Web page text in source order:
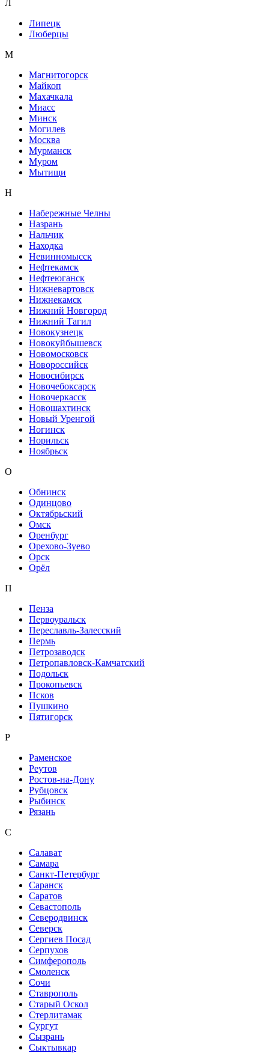
Л
Липецк
Люберцы
М
Магнитогорск
Майкоп
Махачкала
Миасс
Минск
Могилев
Москва
Мурманск
Муром
Мытищи
Н
Набережные Челны
Назрань
Нальчик
Находка
Невинномысск
Нефтекамск
Нефтеюганск
Нижневартовск
Нижнекамск
Нижний Новгород
Нижний Тагил
Новокузнецк
Новокуйбышевск
Новомосковск
Новороссийск
Новосибирск
Новочебоксарск
Новочеркасск
Новошахтинск
Новый Уренгой
Ногинск
Норильск
Ноябрьск
О
Обнинск
Одинцово
Октябрьский
Омск
Оренбург
Орехово-Зуево
Орск
Орёл
П
Пенза
Первоуральск
Переславль-Залесский
Пермь
Петрозаводск
Петропавловск-Камчатский
Подольск
Прокопьевск
Псков
Пушкино
Пятигорск
Р
Раменское
Реутов
Ростов-на-Дону
Рубцовск
Рыбинск
Рязань
С
Салават
Самара
Санкт-Петербург
Саранск
Саратов
Севастополь
Северодвинск
Северск
Сергиев Посад
Серпухов
Симферополь
Смоленск
Сочи
Ставрополь
Старый Оскол
Стерлитамак
Сургут
Сызрань
Сыктывкар